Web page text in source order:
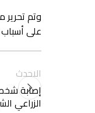
وتم تحرير
على
الاحدث
إصابة
الزراعي